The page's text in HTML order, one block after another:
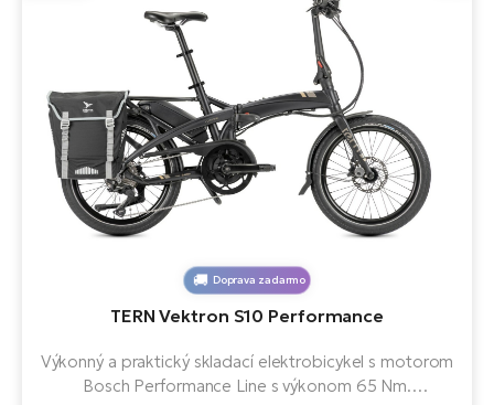
Doprava zadarmo
TERN Vektron S10 Performance
Výkonný a praktický skladací elektrobicykel s motorom
Bosch Performance Line s výkonom 65 Nm.